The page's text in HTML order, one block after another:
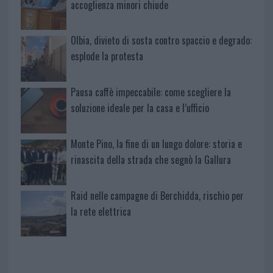
accoglienza minori chiude
Olbia, divieto di sosta contro spaccio e degrado:
esplode la protesta
Pausa caffè impeccabile: come scegliere la
soluzione ideale per la casa e l’ufficio
Monte Pino, la fine di un lungo dolore: storia e
rinascita della strada che segnò la Gallura
Raid nelle campagne di Berchidda, rischio per
la rete elettrica